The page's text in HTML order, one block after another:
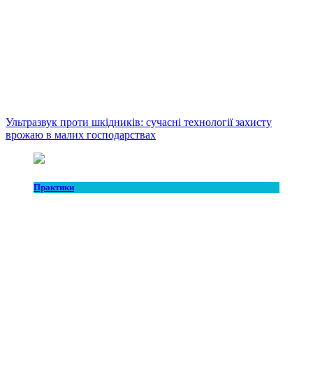
Ультразвук проти шкідників: сучасні технології захисту
врожаю в малих господарствах
Практики